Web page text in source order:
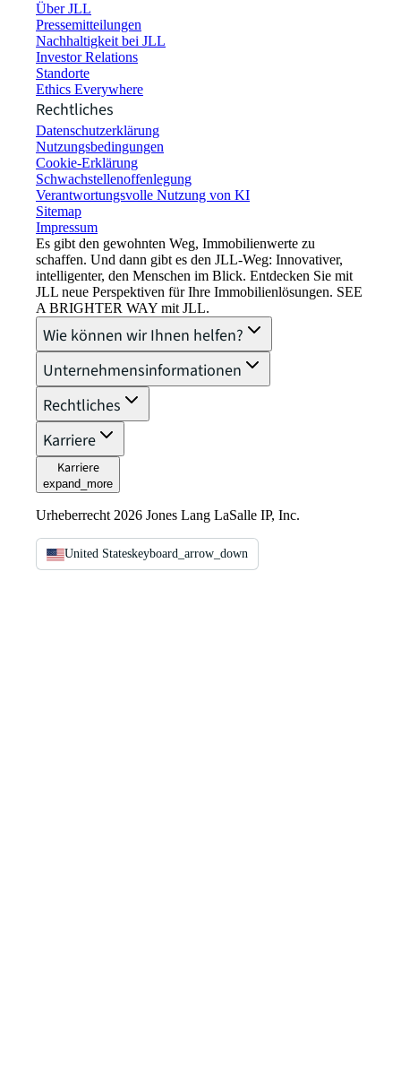
Über JLL
Pressemitteilungen
Nachhaltigkeit bei JLL
Investor Relations
Standorte
Ethics Everywhere
Rechtliches
Datenschutzerklärung
Nutzungsbedingungen
Cookie-Erklärung
Schwachstellenoffenlegung
Verantwortungsvolle Nutzung von KI
Sitemap
Impressum​
Es gibt den gewohnten Weg, Immobilienwerte zu
schaffen. Und dann gibt es den JLL-Weg: Innovativer,
intelligenter, den Menschen im Blick. Entdecken Sie mit
JLL neue Perspektiven für Ihre Immobilienlösungen. SEE
A BRIGHTER WAY mit JLL.
Wie können wir Ihnen helfen?
Unternehmensinformationen
Rechtliches
Karriere
Karriere
expand_more
Urheberrecht 2026 Jones Lang LaSalle IP, Inc.
United Stateskeyboard_arrow_down